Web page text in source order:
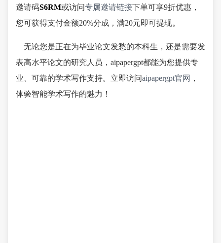
邀请码S6RM或访问专属邀请链接下单可享9折优惠，
您可获得支付金额20%分成，满20元即可提现。
无论您是正在为毕业论文发愁的本科生，还是需要发
表高水平论文的研究人员，aipapergpt都能为您提供专
业、可靠的学术写作支持。立即访问aipapergpt官网 ，
体验智能学术写作的魅力！